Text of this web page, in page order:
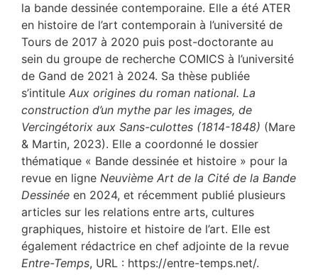
la bande dessinée contemporaine. Elle a été ATER
en histoire de l’art contemporain à l’université de
Tours de 2017 à 2020 puis post-doctorante au
sein du groupe de recherche COMICS à l’université
de Gand de 2021 à 2024. Sa thèse publiée
s’intitule Aux origines du roman national. La
construction d’un mythe par les images, de
Vercingétorix aux Sans-culottes (1814-1848) (Mare
& Martin, 2023). Elle a coordonné le dossier
thématique « Bande dessinée et histoire » pour la
revue en ligne Neuvième Art de la Cité de la Bande
Dessinée en 2024, et récemment publié plusieurs
articles sur les relations entre arts, cultures
graphiques, histoire et histoire de l’art. Elle est
également rédactrice en chef adjointe de la revue
Entre-Temps, URL : https://entre-temps.net/.